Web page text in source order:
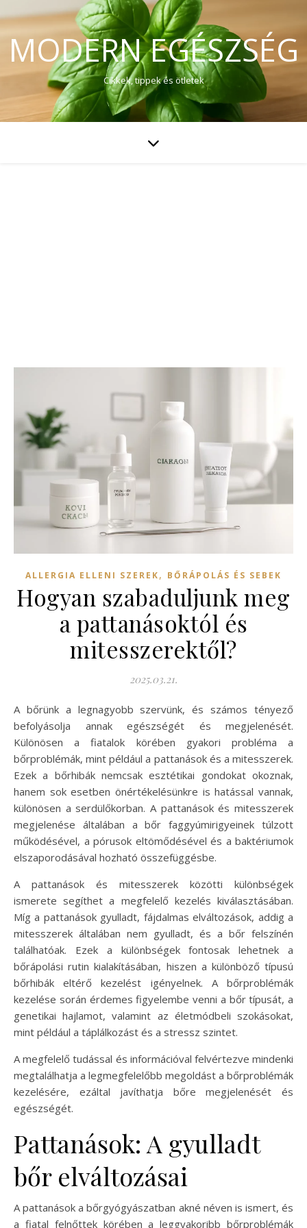
MODERN EGÉSZSÉG
Cikkek, tippek és ötletek
ALLERGIA ELLENI SZEREK, BŐRÁPOLÁS ÉS SEBEK
Hogyan szabaduljunk meg
a pattanásoktól és
mitesszerektől?
2025.03.21.
A bőrünk a legnagyobb szervünk, és számos tényező
befolyásolja annak egészségét és megjelenését.
Különösen a fiatalok körében gyakori probléma a
bőrproblémák, mint például a pattanások és a mitesszerek.
Ezek a bőrhibák nemcsak esztétikai gondokat okoznak,
hanem sok esetben önértékelésünkre is hatással vannak,
különösen a serdülőkorban. A pattanások és mitesszerek
megjelenése általában a bőr faggyúmirigyeinek túlzott
működésével, a pórusok eltömődésével és a baktériumok
elszaporodásával hozható összefüggésbe.
A pattanások és mitesszerek közötti különbségek
ismerete segíthet a megfelelő kezelés kiválasztásában.
Míg a pattanások gyulladt, fájdalmas elváltozások, addig a
mitesszerek általában nem gyulladt, és a bőr felszínén
találhatóak. Ezek a különbségek fontosak lehetnek a
bőrápolási rutin kialakításában, hiszen a különböző típusú
bőrhibák eltérő kezelést igényelnek. A bőrproblémák
kezelése során érdemes figyelembe venni a bőr típusát, a
genetikai hajlamot, valamint az életmódbeli szokásokat,
mint például a táplálkozást és a stressz szintet.
A megfelelő tudással és információval felvértezve mindenki
megtalálhatja a legmegfelelőbb megoldást a bőrproblémák
kezelésére, ezáltal javíthatja bőre megjelenését és
egészségét.
Pattanások: A gyulladt
bőr elváltozásai
A pattanások a bőrgyógyászatban akné néven is ismert, és
a fiatal felnőttek körében a leggyakoribb bőrproblémák